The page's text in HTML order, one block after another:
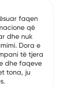
faqen
që
dhe nuk
Dora e
të tjera
dhe faqeve
tona, ju